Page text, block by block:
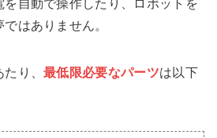
自動で操作したり、ロボットを
はありません。
たり、最低限必要なパーツは以下